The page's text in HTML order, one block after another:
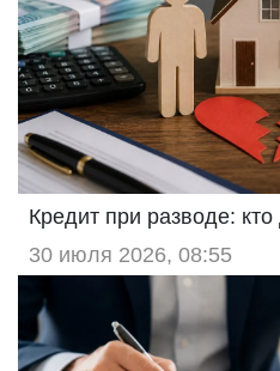
Кредит при разводе:
30 июля 2026, 08:55